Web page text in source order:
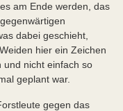
am Ende werden, das
dabei geschieht,
hier ein Zeichen
und nicht einfach so
geplant war.
gegen das